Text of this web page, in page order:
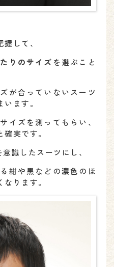
して、
りのサイズを選ぶこと
が合っていないスーツ
ます。
イズを測ってもらい、
実です。
識したスーツにし、
紺や黒などの濃色のほ
ります。